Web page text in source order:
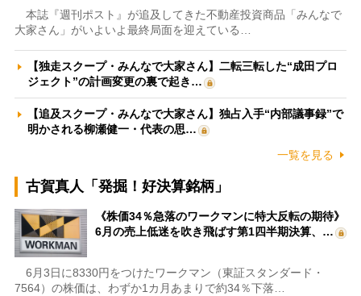
本誌『週刊ポスト』が追及してきた不動産投資商品「みんなで
大家さん」がいよいよ最終局面を迎えている…
【独走スクープ・みんなで大家さん】二転三転した“成田プロ
ジェクト”の計画変更の裏で起き…
【追及スクープ・みんなで大家さん】独占入手“内部議事録”で
明かされる柳瀬健一・代表の思…
一覧を見る
古賀真人「発掘！好決算銘柄」
《株価34％急落のワークマンに特大反転の期待》
6月の売上低迷を吹き飛ばす第1四半期決算、…
6月3日に8330円をつけたワークマン（東証スタンダード・
7564）の株価は、わずか1カ月あまりで約34％下落…